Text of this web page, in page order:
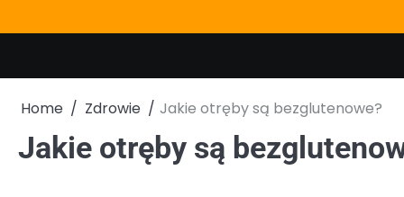
to
Home Zdrowie Jakie otręby są bezglutenowe?
Jakie otręby są